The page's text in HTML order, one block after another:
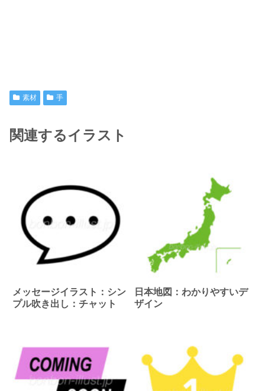
素材 手
関連するイラスト
メッセージイラスト：シン
プル吹き出し：チャット
日本地図：わかりやすいデ
ザイン